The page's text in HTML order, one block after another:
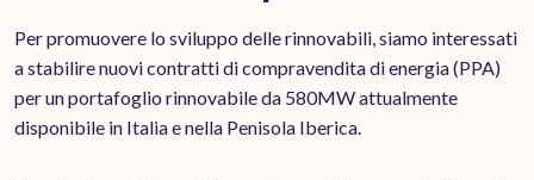
Per promuovere lo sviluppo delle rinnovabili, siamo interessati
a stabilire nuovi contratti di compravendita di energia (PPA)
per un portafoglio rinnovabile da 580MW attualmente
disponibile in Italia e nella Penisola Iberica.